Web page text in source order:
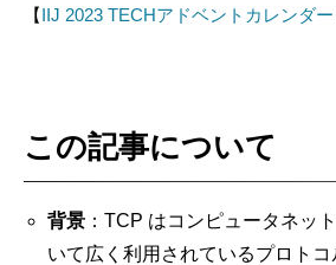
【IIJ 2023 TECHアドベントカレンダー
この記事について
背景 ：TCP はコンピュータネッ
いて広く利用されているプロト